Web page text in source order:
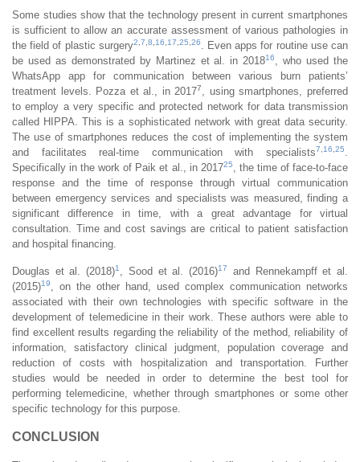
Some studies show that the technology present in current smartphones
is sufficient to allow an accurate assessment of various pathologies in
the field of plastic surgery2 7 8 16 17 25 26
. Even apps for routine use can
be used as demonstrated by Martinez et al. in 201816
, who used the
WhatsApp app for communication between various burn patients’
treatment levels. Pozza et al., in 20177
, using smartphones, preferred
to employ a very specific and protected network for data transmission
called HIPPA. This is a sophisticated network with great data security.
The use of smartphones reduces the cost of implementing the system
and facilitates real-time communication with specialists7 16 25
Specifically in the work of Paik et al., in 201725
, the time of face-to-face
response and the time of response through virtual communication
between emergency services and specialists was measured, finding a
significant difference in time, with a great advantage for virtual
consultation. Time and cost savings are critical to patient satisfaction
and hospital financing.
Douglas et al. (2018)1 , Sood et al. (2016)17
and Rennekampff et al.
(2015)19
, on the other hand, used complex communication networks
associated with their own technologies with specific software in the
development of telemedicine in their work. These authors were able to
find excellent results regarding the reliability of the method, reliability of
information, satisfactory clinical judgment, population coverage and
reduction of costs with hospitalization and transportation. Further
studies would be needed in order to determine the best tool for
performing telemedicine, whether through smartphones or some other
specific technology for this purpose.
CONCLUSION